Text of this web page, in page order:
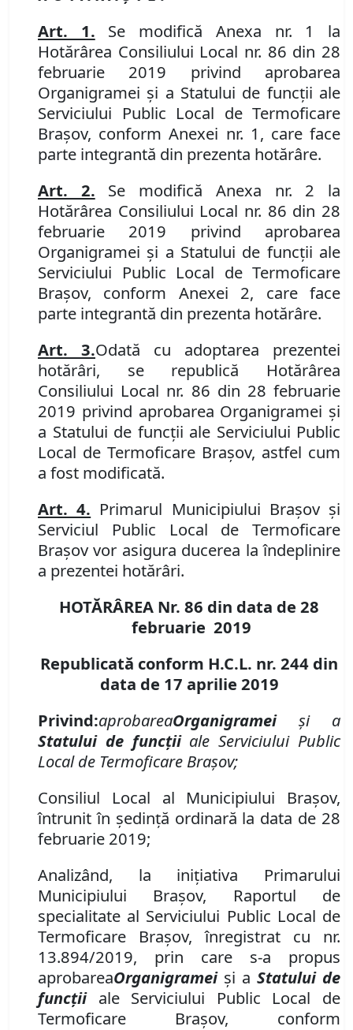
Art. 1. Se modifică Anexa nr. 1 la
Hotărârea Consiliului Local nr. 86 din 28
februarie 2019 privind aprobarea
Organigramei şi a Statului de funcţii ale
Serviciului Public Local de Termoficare
Braşov, conform Anexei nr. 1, care face
parte integrantă din prezenta hotărâre.
Art. 2. Se modifică Anexa nr. 2 la
Hotărârea Consiliului Local nr. 86 din 28
februarie 2019 privind aprobarea
Organigramei şi a Statului de funcţii ale
Serviciului Public Local de Termoficare
Braşov, conform Anexei 2, care face
parte integrantă din prezenta hotărâre.
Art. 3.Odată cu adoptarea prezentei
hotărâri, se republică Hotărârea
Consiliului Local nr. 86 din 28 februarie
2019 privind aprobarea Organigramei şi
a Statului de funcţii ale Serviciului Public
Local de Termoficare Braşov, astfel cum
a fost modificată.
Art. 4. Primarul Municipiului Braşov şi
Serviciul Public Local de Termoficare
Braşov vor asigura ducerea la îndeplinire
a prezentei hotărâri.
HOTĂRÂREA Nr. 86 din data de 28
februarie 2019
Republicată conform H.C.L. nr. 244 din
data de 17 aprilie 2019
Privind:aprobareaOrganigrameişi a
Statului de funcţiiale Serviciului Public
Local de Termoficare Braşov;
Consiliul Local al Municipiului Braşov,
întrunit în şedinţă ordinară la data de 28
februarie 2019;
Analizând, la iniţiativa Primarului
Municipiului Braşov, Raportul de
specialitate al Serviciului Public Local de
Termoficare Braşov, înregistrat cu nr.
13.894/2019, prin care s-a propus
aprobareaOrganigrameişi a Statului de
funcţiiale Serviciului Public Local de
Termoficare Braşov, conform